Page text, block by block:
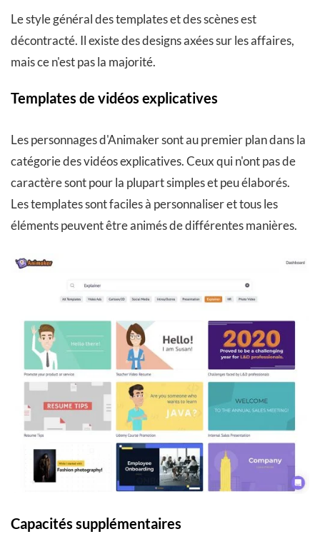
Le style général des templates et des scènes est
décontracté. Il existe des designs axées sur les affaires,
mais ce n'est pas la majorité.
Templates de vidéos explicatives
Les personnages d'Animaker sont au premier plan dans la
catégorie des vidéos explicatives. Ceux qui n'ont pas de
caractère sont pour la plupart simples et peu élaborés.
Les templates sont faciles à personnaliser et tous les
éléments peuvent être animés de différentes manières.
Capacités supplémentaires